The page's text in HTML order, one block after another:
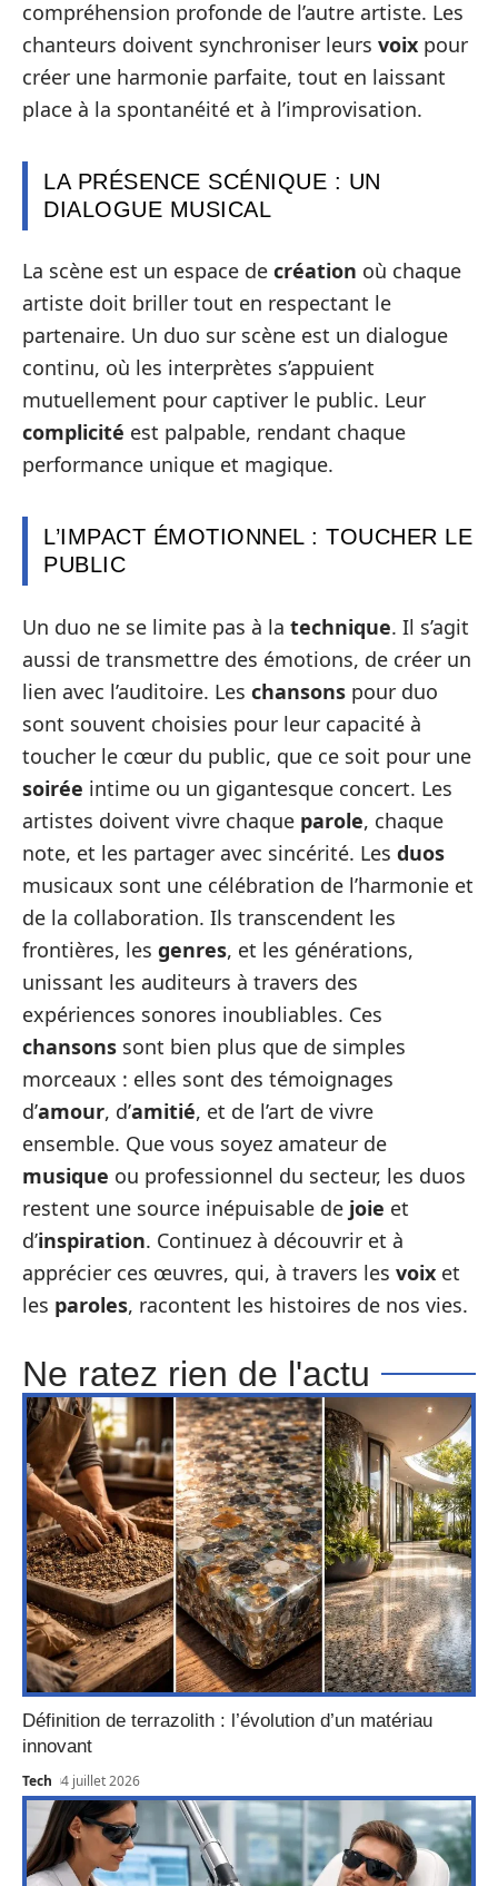
compréhension profonde de l’autre artiste. Les
chanteurs doivent synchroniser leurs voix pour
créer une harmonie parfaite, tout en laissant
place à la spontanéité et à l’improvisation.
LA PRÉSENCE SCÉNIQUE : UN
DIALOGUE MUSICAL
La scène est un espace de création où chaque
artiste doit briller tout en respectant le
partenaire. Un duo sur scène est un dialogue
continu, où les interprètes s’appuient
mutuellement pour captiver le public. Leur
complicité est palpable, rendant chaque
performance unique et magique.
L’IMPACT ÉMOTIONNEL : TOUCHER LE
PUBLIC
Un duo ne se limite pas à la technique. Il s’agit
aussi de transmettre des émotions, de créer un
lien avec l’auditoire. Les chansons pour duo
sont souvent choisies pour leur capacité à
toucher le cœur du public, que ce soit pour une
soirée intime ou un gigantesque concert. Les
artistes doivent vivre chaque parole, chaque
note, et les partager avec sincérité. Les duos
musicaux sont une célébration de l’harmonie et
de la collaboration. Ils transcendent les
frontières, les genres, et les générations,
unissant les auditeurs à travers des
expériences sonores inoubliables. Ces
chansons sont bien plus que de simples
morceaux : elles sont des témoignages
d’amour, d’amitié, et de l’art de vivre
ensemble. Que vous soyez amateur de
musique ou professionnel du secteur, les duos
restent une source inépuisable de joie et
d’inspiration. Continuez à découvrir et à
apprécier ces œuvres, qui, à travers les voix et
les paroles, racontent les histoires de nos vies.
Ne ratez rien de l'actu
Définition de terrazolith : l’évolution d’un matériau
innovant
Tech 4 juillet 2026